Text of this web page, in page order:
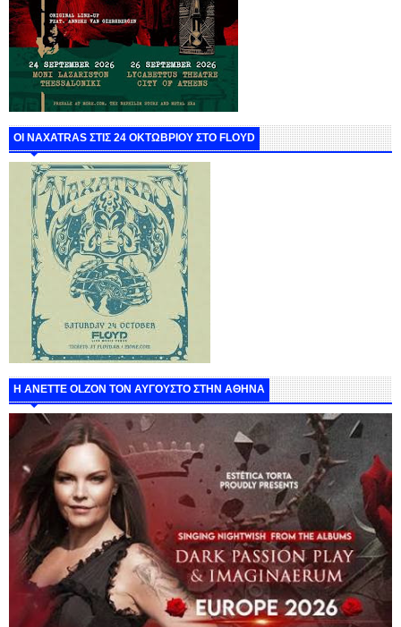
ΟΙ NAXATRAS ΣΤΙΣ 24 ΟΚΤΩΒΡΙΟΥ ΣΤΟ FLOYD
Η ANETTE OLZON ΤΟΝ ΑΥΓΟΥΣΤΟ ΣΤΗΝ ΑΘΗΝΑ